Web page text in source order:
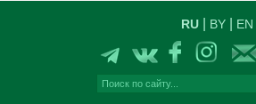
RU BY EN